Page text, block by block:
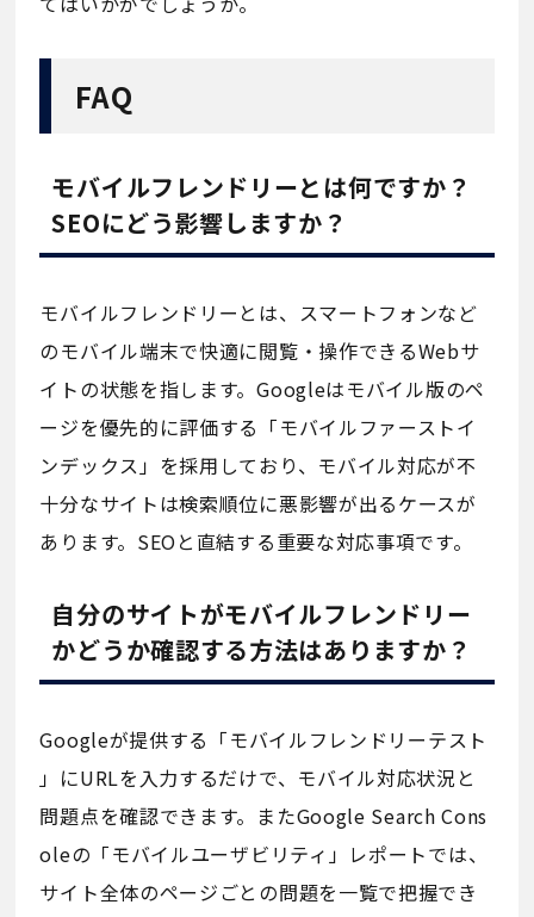
FAQ
モバイルフレンドリーとは何ですか？
SEOにどう影響しますか？
モバイルフレンドリーとは、スマートフォンなど
のモバイル端末で快適に閲覧・操作できるWebサ
イトの状態を指します。Googleはモバイル版のペ
ージを優先的に評価する「モバイルファーストイ
ンデックス」を採用しており、モバイル対応が不
十分なサイトは検索順位に悪影響が出るケースが
あります。SEOと直結する重要な対応事項です。
自分のサイトがモバイルフレンドリー
かどうか確認する方法はありますか？
Googleが提供する「モバイルフレンドリーテスト
」にURLを入力するだけで、モバイル対応状況と
問題点を確認できます。またGoogle Search Cons
oleの「モバイルユーザビリティ」レポートでは、
サイト全体のページごとの問題を一覧で把握でき